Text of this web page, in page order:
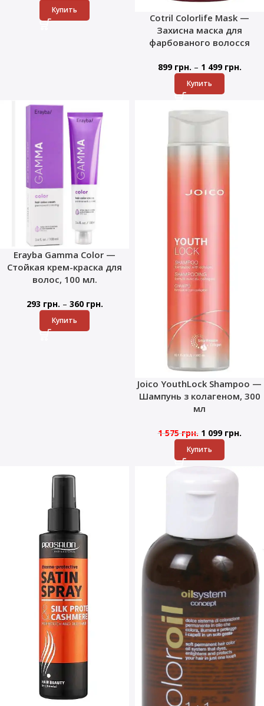
Купить
Cotril Colorlife Mask —
Захисна маска для
фарбованого волосся
899 грн. – 1 499 грн.
Купить
Erayba Gamma Color —
Стойкая крем-краска для
волос, 100 мл.
293 грн. – 360 грн.
Купить
Joico YouthLock Shampoo —
Шампунь з колагеном, 300
мл
1 575грн. 1 099 грн.
Купить